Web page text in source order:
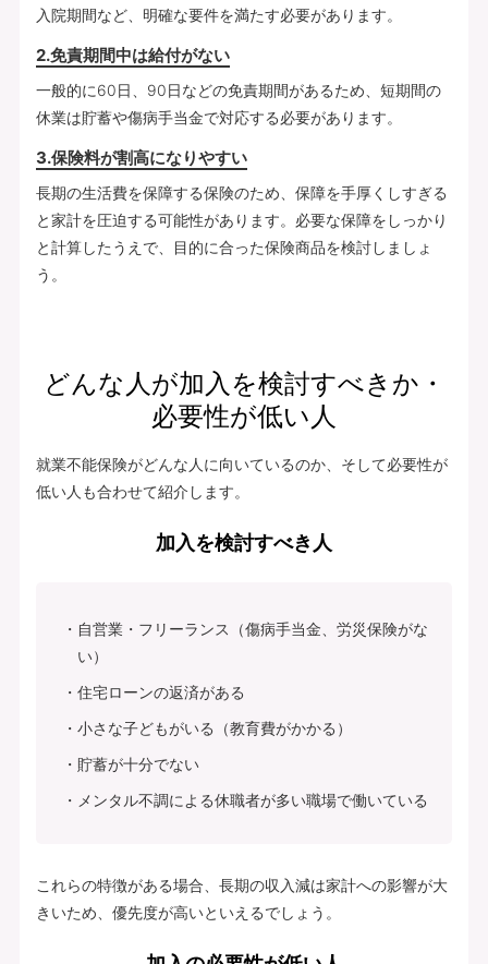
入院期間など、明確な要件を満たす必要があります。
2.免責期間中は給付がない
一般的に60日、90日などの免責期間があるため、短期間の
休業は貯蓄や傷病手当金で対応する必要があります。
3.保険料が割高になりやすい
長期の生活費を保障する保険のため、保障を手厚くしすぎる
と家計を圧迫する可能性があります。必要な保障をしっかり
と計算したうえで、目的に合った保険商品を検討しましょ
う。
どんな人が加入を検討すべきか・
必要性が低い人
就業不能保険がどんな人に向いているのか、そして必要性が
低い人も合わせて紹介します。
加入を検討すべき人
自営業・フリーランス（傷病手当金、労災保険がな
い）
住宅ローンの返済がある
小さな子どもがいる（教育費がかかる）
貯蓄が十分でない
メンタル不調による休職者が多い職場で働いている
これらの特徴がある場合、長期の収入減は家計への影響が大
きいため、優先度が高いといえるでしょう。